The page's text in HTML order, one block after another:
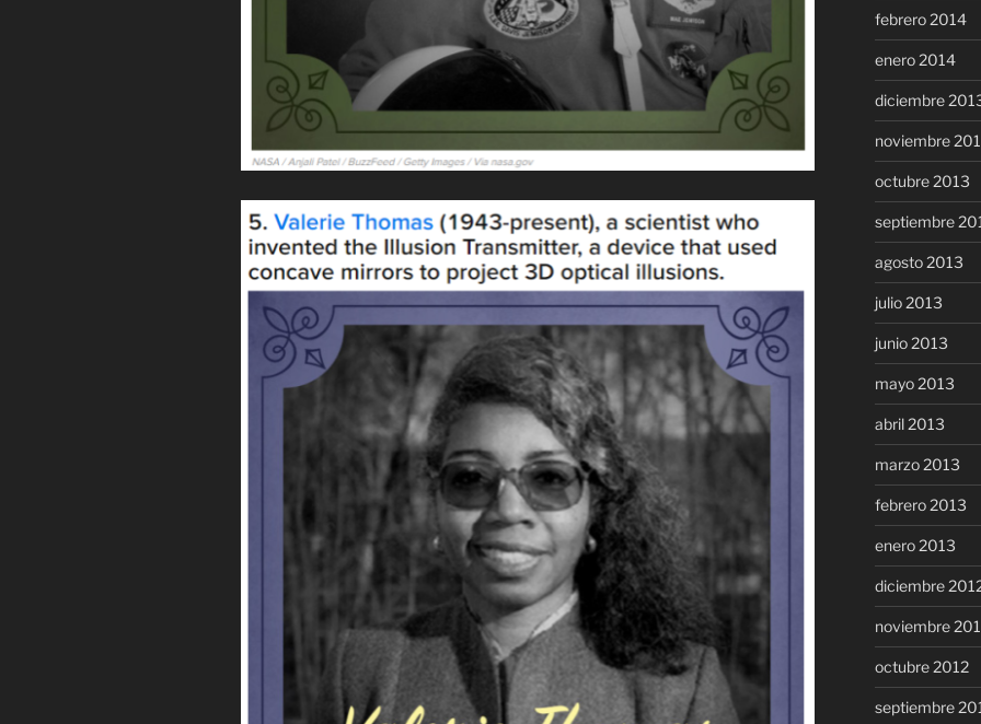
febrero 2014
enero 2014
diciembre
noviembre
octubre 2013
septiembre
agosto 2013
julio 2013
junio 2013
mayo 2013
abril 2013
marzo 2013
febrero 2013
enero 2013
diciembre
noviembre
octubre 2012
septiembre